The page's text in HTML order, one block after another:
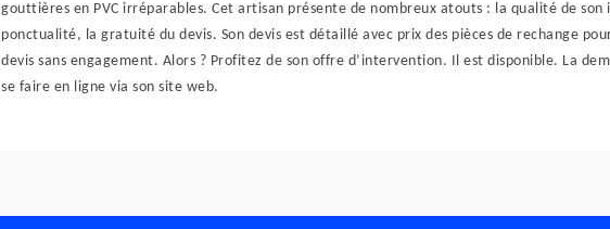
gouttières en PVC irréparables. Cet artisan présente de nombreux atouts : la qualité de
ponctualité, la gratuité du devis. Son devis est détaillé avec prix des pièces de rechange
devis sans engagement. Alors ? Profitez de son offre d’intervention. Il est disponible. La
se faire en ligne via son site web.